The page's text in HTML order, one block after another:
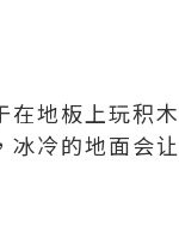
在地板上玩积木
冰冷的地面会让